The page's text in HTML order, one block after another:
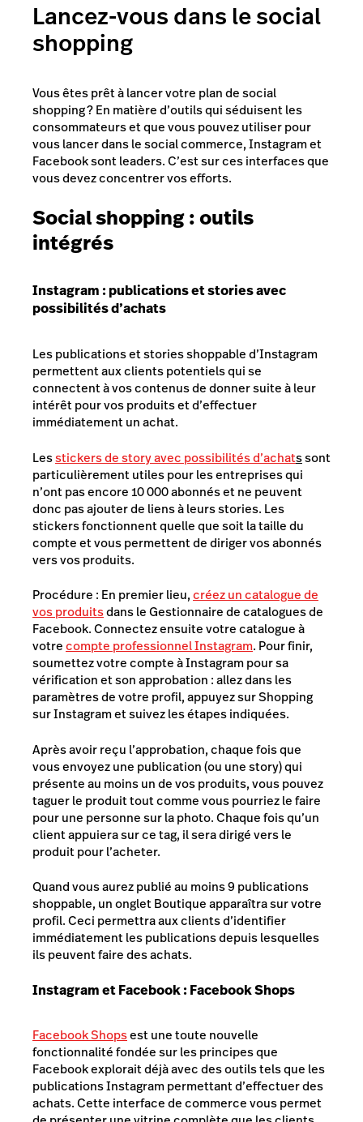
Lancez-vous dans le social
shopping
Vous êtes prêt à lancer votre plan de social
shopping ? En matière d’outils qui séduisent les
consommateurs et que vous pouvez utiliser pour
vous lancer dans le social commerce, Instagram et
Facebook sont leaders. C’est sur ces interfaces que
vous devez concentrer vos efforts.
Social shopping : outils
intégrés
Instagram : publications et stories avec
possibilités d’achats
Les publications et storiesshoppabled’Instagram
permettent aux clients potentiels qui se
connectent à vos contenus de donner suite à leur
intérêt pour vos produits et d’effectuer
immédiatement un achat.
Lesstickers de story avec possibilités d’achatssont
particulièrement utiles pour les entreprises qui
n’ont pas encore 10 000 abonnés et ne peuvent
donc pas ajouter de liens à leurs stories. Les
stickers fonctionnent quelle que soit la taille du
compte et vous permettent de diriger vos abonnés
vers vos produits.
Procédure : En premier lieu,créez un catalogue de
vos produitsdans le Gestionnaire de catalogues de
Facebook. Connectez ensuite votre catalogue à
votrecompte professionnel Instagram. Pour finir,
soumettez votre compte à Instagram pour sa
vérification et son approbation : allez dans les
paramètres de votre profil, appuyez sur Shopping
sur Instagram et suivez les étapes indiquées.
Après avoir reçu l’approbation, chaque fois que
vous envoyez une publication (ou une story) qui
présente au moins un de vos produits, vous pouvez
taguer le produit tout comme vous pourriez le faire
pour une personne sur la photo. Chaque fois qu’un
client appuiera sur ce tag, il sera dirigé vers le
produit pour l’acheter.
Quand vous aurez publié au moins 9 publications
shoppable, un onglet Boutique apparaîtra sur votre
profil. Ceci permettra aux clients d’identifier
immédiatement les publications depuis lesquelles
ils peuvent faire des achats.
Instagram et Facebook : Facebook Shops
Facebook Shopsest une toute nouvelle
fonctionnalité fondée sur les principes que
Facebook explorait déjà avec des outils tels que les
publications Instagram permettant d’effectuer des
achats. Cette interface de commerce vous permet